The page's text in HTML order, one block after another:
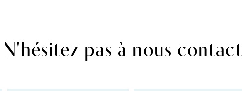
N'hésitez pas à nous